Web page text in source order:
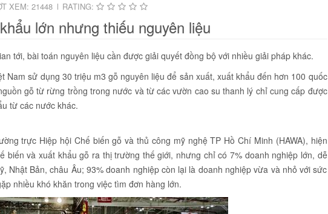
XEM: 21448 RATING:
lớn nhưng thiếu nguyên liệu
tới, bài toán nguyên liệu cần được giải quyết đồng bộ với nhiều giải pháp khác.
Nam sử dụng 30 triệu m3 gỗ nguyên liệu để sản xuất, xuất khẩu đến hơn 100 quốc
gỗ từ rừng trồng trong nước và từ các vườn cao su thanh lý chỉ cung cấp được
từ các nước khác.
trực Hiệp hội Chế biến gỗ và thủ công mỹ nghệ TP Hồ Chí Minh (HAWA), hiện
biến và xuất khẩu gỗ ra thị trường thế giới, nhưng chỉ có 7% doanh nghiệp lớn, dễ
Nhật Bản, châu Âu; 93% doanh nghiệp còn lại là doanh nghiệp vừa và nhỏ với sức
nhiều khó khăn trong việc tìm đơn hàng lớn.